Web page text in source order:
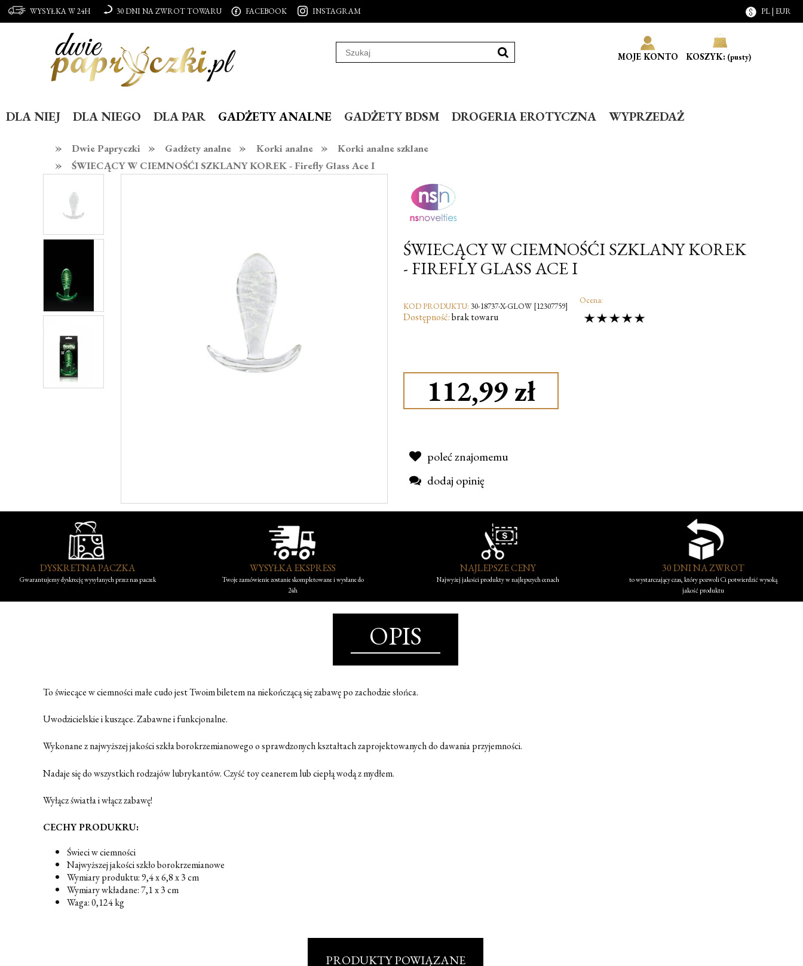
MOJE KONTO KOSZYK: (pusty)
DLA NIEJ DLA NIEGO DLA PAR GADŻETY ANALNE GADŻETY BDSM DROGERIA EROTYCZNA
WYPRZEDAŻ
»
Dwie Papryczki » Gadżety analne » Korki analne » Korki analne szklane
» ŚWIECĄCY W CIEMNOŚĆI SZKLANY KOREK - Firefly Glass Ace I
WYSYŁKA W 24H 30 DNI NA ZWROT TOWARU FACEBOOK INSTAGRAM PL | EUR
ŚWIECĄCY W CIEMNOŚĆI SZKLANY KOREK
- FIREFLY GLASS ACE I
KOD PRODUKTU: 30-18737-X-GLOW [12307759]
Dostępność:brak towaru
Ocena:
112,99 zł
poleć znajomemu
dodaj opinię
DYSKRETNA PACZKA
Gwarantujemy dyskrecję wysyłanych przez nas paczek
WYSYŁKA EKSPRESS
Twoje zamówienie zostanie skompletowane i wysłane do
24h
NAJLEPSZE CENY
Najwyżej jakości produkty w najlepszych cenach
30 DNI NA ZWROT
to wystarczający czas, który pozwoli Ci potwierdzić wysoką
jakość produktu
OPIS
To świecące w ciemności małe cudo jest Twoim biletem na niekończącą się zabawę po zachodzie słońca.
Uwodzicielskie i kuszące. Zabawne i funkcjonalne.
Wykonane z najwyższej jakości szkła borokrzemianowego o sprawdzonych kształtach zaprojektowanych do dawania przyjemności.
Nadaje się do wszystkich rodzajów lubrykantów. Czyść toy ceanerem lub ciepłą wodą z mydłem.
Wyłącz światła i włącz zabawę!
CECHY PRODUKRU:
Świeci w ciemności
Najwyższej jakości szkło borokrzemianowe
Wymiary produktu: 9,4 x 6,8 x 3 cm
Wymiary wkładane: 7,1 x 3 cm
Waga: 0,124 kg
PRODUKTY POWIĄZANE